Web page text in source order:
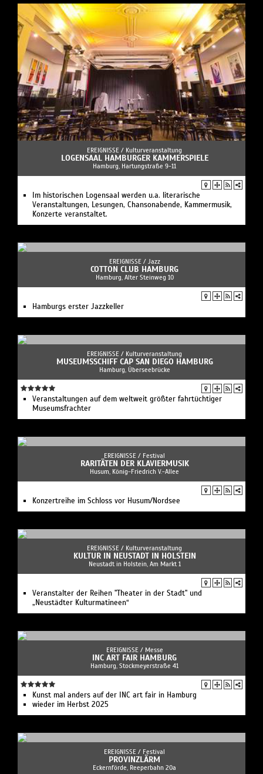
EREIGNISSE / Kulturveranstaltung
LOGENSAAL HAMBURGER KAMMERSPIELE
Hamburg, Hartungstraße 9-11
Im historischen Logensaal werden u.a. literarische
Veranstaltungen, Lesungen, Chansonabende, Kammermusik,
Konzerte veranstaltet.
EREIGNISSE / Jazz
COTTON CLUB HAMBURG
Hamburg, Alter Steinweg 10
Hamburgs erster Jazzkeller
EREIGNISSE / Kulturveranstaltung
MUSEUMSSCHIFF CAP SAN DIEGO HAMBURG
Hamburg, Überseebrücke
Veranstaltungen auf dem weltweit größter fahrtüchtiger
Museumsfrachter
EREIGNISSE / Festival
RARITÄTEN DER KLAVIERMUSIK
Husum, König-Friedrich V.-Allee
Konzertreihe im Schloss vor Husum/Nordsee
EREIGNISSE / Kulturveranstaltung
KULTUR IN NEUSTADT IN HOLSTEIN
Neustadt in Holstein, Am Markt 1
Veranstalter der Reihen "Theater in der Stadt" und
„Neustädter Kulturmatineen“
EREIGNISSE / Messe
INC ART FAIR HAMBURG
Hamburg, Stockmeyerstraße 41
Kunst mal anders auf der INC art fair in Hamburg
wieder im Herbst 2025
EREIGNISSE / Festival
PROVINZLÄRM
Eckernförde, Reeperbahn 20a